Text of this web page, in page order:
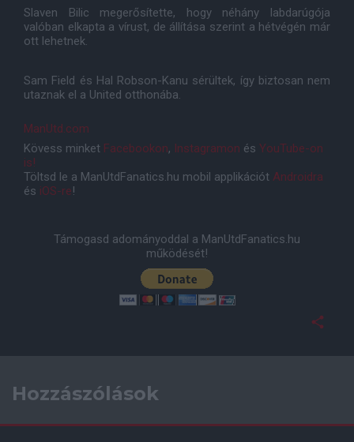
Slaven Bilic megerősítette, hogy néhány labdarúgója
valóban elkapta a vírust, de állítása szerint a hétvégén már
ott lehetnek.
Sam Field és Hal Robson-Kanu sérültek, így biztosan nem
utaznak el a United otthonába.
ManUtd.com
Kövess minket Facebookon, Instagramon és YouTube-on
is!
Töltsd le a ManUtdFanatics.hu mobil applikációt Androidra
és iOS-re!
Támogasd adományoddal a ManUtdFanatics.hu
működését!
Hozzászólások